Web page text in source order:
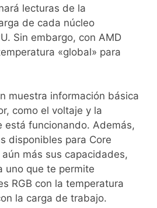
lecturas de la
de cada núcleo
Sin embargo, con AMD
«global» para
muestra información básica
como el voltaje y la
está funcionando. Además,
disponibles para Core
más sus capacidades,
uno que te permite
RGB con la temperatura
la carga de trabajo.